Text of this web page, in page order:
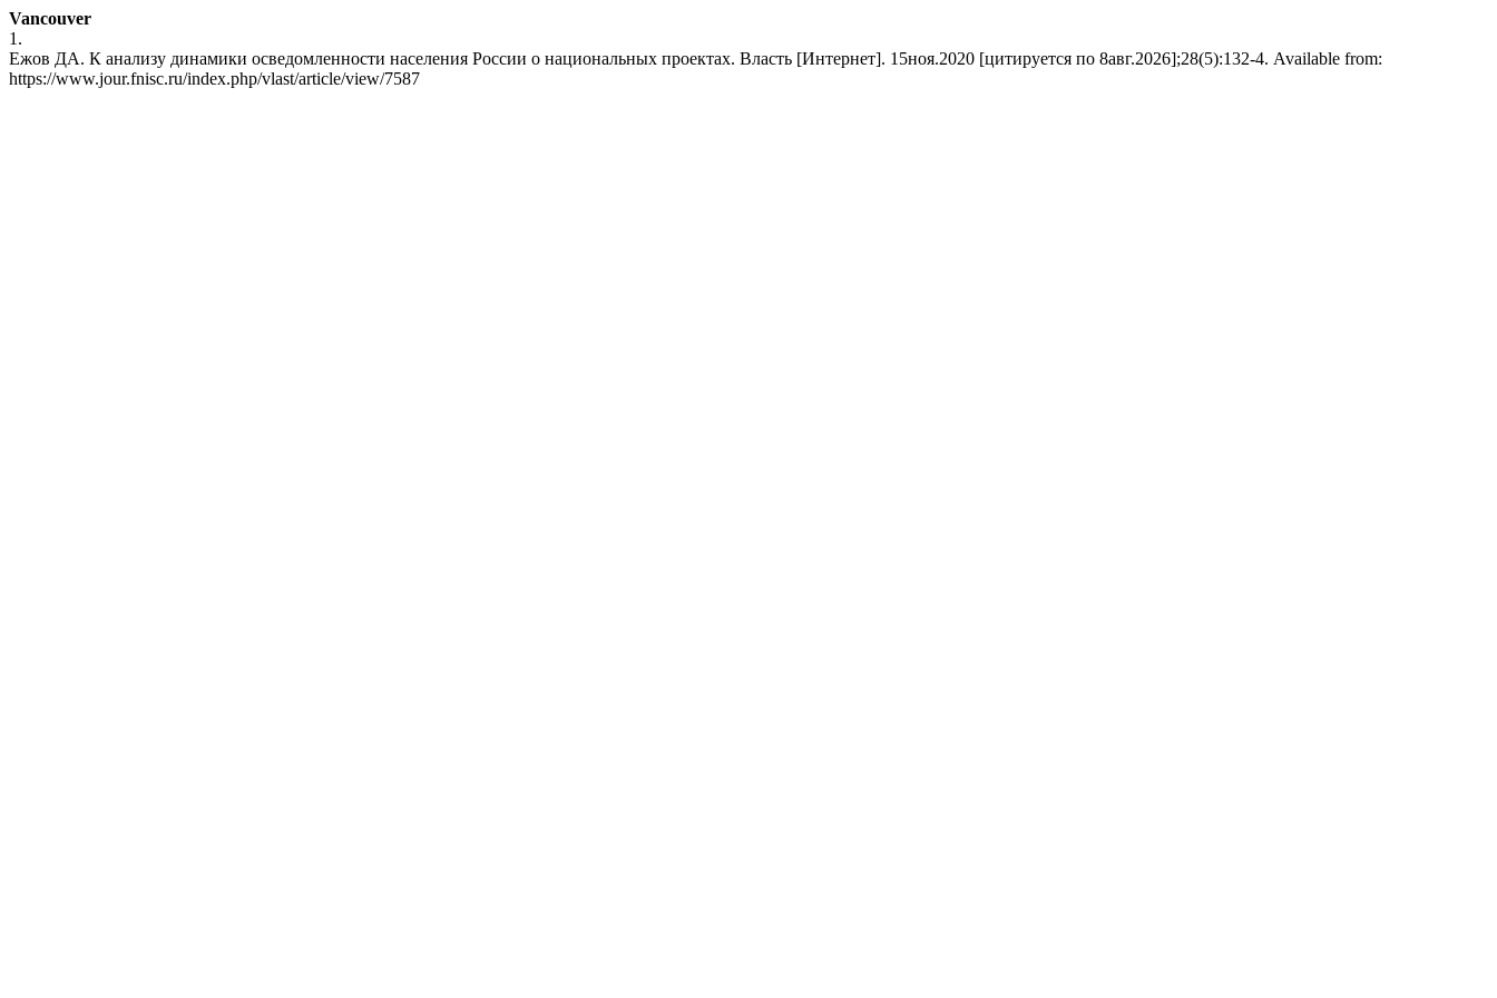
Vancouver
1.
Ежов ДА. К анализу динамики осведомленности населения России о национальных проектах. Власть [Интернет]. 15ноя.2020 [цитируется по 8авг.2026];28(5):132-4. Available from:
https://www.jour.fnisc.ru/index.php/vlast/article/view/7587